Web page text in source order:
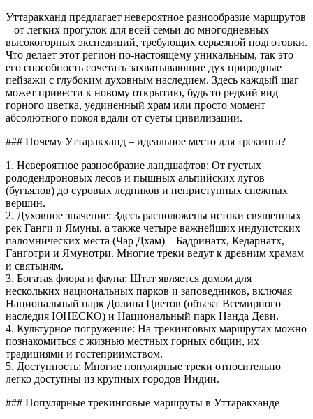
Уттаракханд предлагает невероятное разнообразие маршрутов
– от легких прогулок для всей семьи до многодневных
высокогорных экспедиций, требующих серьезной подготовки.
Что делает этот регион по-настоящему уникальным, так это
его способность сочетать захватывающие дух природные
пейзажи с глубоким духовным наследием. Здесь каждый шаг
может привести к новому открытию, будь то редкий вид
горного цветка, уединенный храм или просто момент
абсолютного покоя вдали от суеты цивилизации.
### Почему Уттаракханд – идеальное место для трекинга?
1. Невероятное разнообразие ландшафтов: От густых
рододендроновых лесов и пышных альпийских лугов
(бугьялов) до суровых ледников и неприступных снежных
вершин.
2. Духовное значение: Здесь расположены истоки священных
рек Ганги и Ямуны, а также четыре важнейших индуистских
паломнических места (Чар Дхам) – Бадринатх, Кедарнатх,
Ганготри и Ямунотри. Многие треки ведут к древним храмам
и святыням.
3. Богатая флора и фауна: Штат является домом для
нескольких национальных парков и заповедников, включая
Национальный парк Долина Цветов (объект Всемирного
наследия ЮНЕСКО) и Национальный парк Нанда Деви.
4. Культурное погружение: На трекинговых маршрутах можно
познакомиться с жизнью местных горных общин, их
традициями и гостеприимством.
5. Доступность: Многие популярные треки относительно
легко доступны из крупных городов Индии.
### Популярные трекинговые маршруты в Уттаракханде